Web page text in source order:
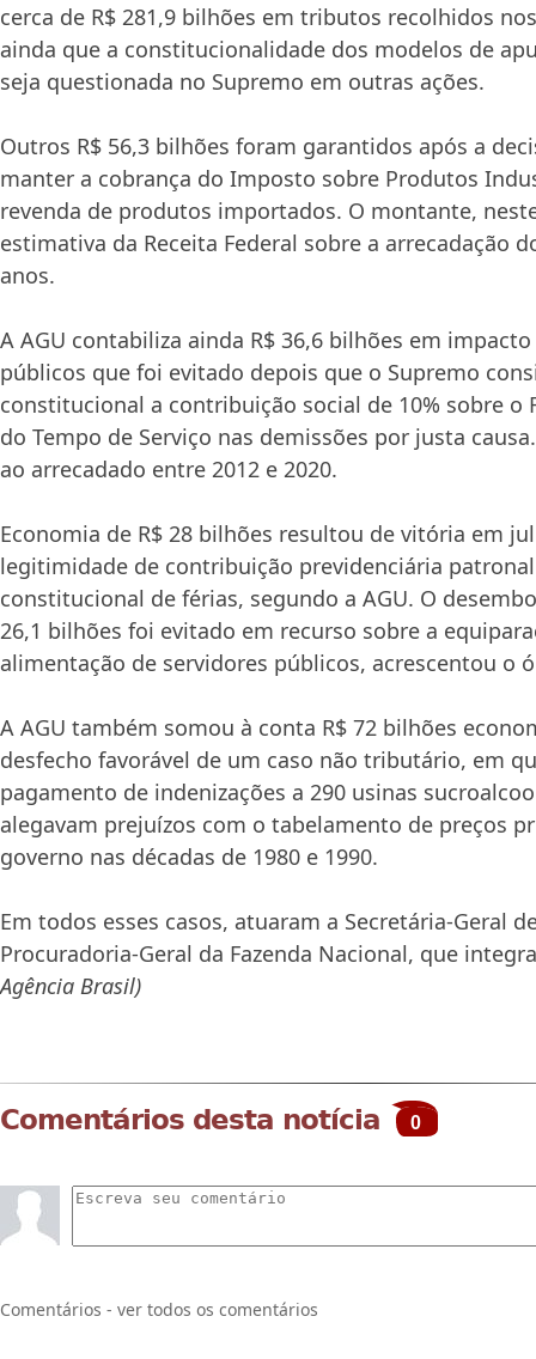
cerca de R$ 281,9 bilhões em tributos recolhidos
ainda que a constitucionalidade dos modelos de
seja questionada no Supremo em outras ações.
Outros R$ 56,3 bilhões foram garantidos após a
manter a cobrança do Imposto sobre Produtos
revenda de produtos importados. O montante,
estimativa da Receita Federal sobre a arrecadação
anos.
A AGU contabiliza ainda R$ 36,6 bilhões em
públicos que foi evitado depois que o Supremo
constitucional a contribuição social de 10% sobre o
do Tempo de Serviço nas demissões por justa
ao arrecadado entre 2012 e 2020.
Economia de R$ 28 bilhões resultou de vitória em
legitimidade de contribuição previdenciária
constitucional de férias, segundo a AGU. O
26,1 bilhões foi evitado em recurso sobre a
alimentação de servidores públicos, acrescentou o
A AGU também somou à conta R$ 72 bilhões
desfecho favorável de um caso não tributário, em
pagamento de indenizações a 290 usinas
alegavam prejuízos com o tabelamento de preços
governo nas décadas de 1980 e 1990.
Em todos esses casos, atuaram a Secretária-Geral
Procuradoria-Geral da Fazenda Nacional, que
Agência Brasil)
Comentários desta notícia 0
Comentários - ver todos os comentários